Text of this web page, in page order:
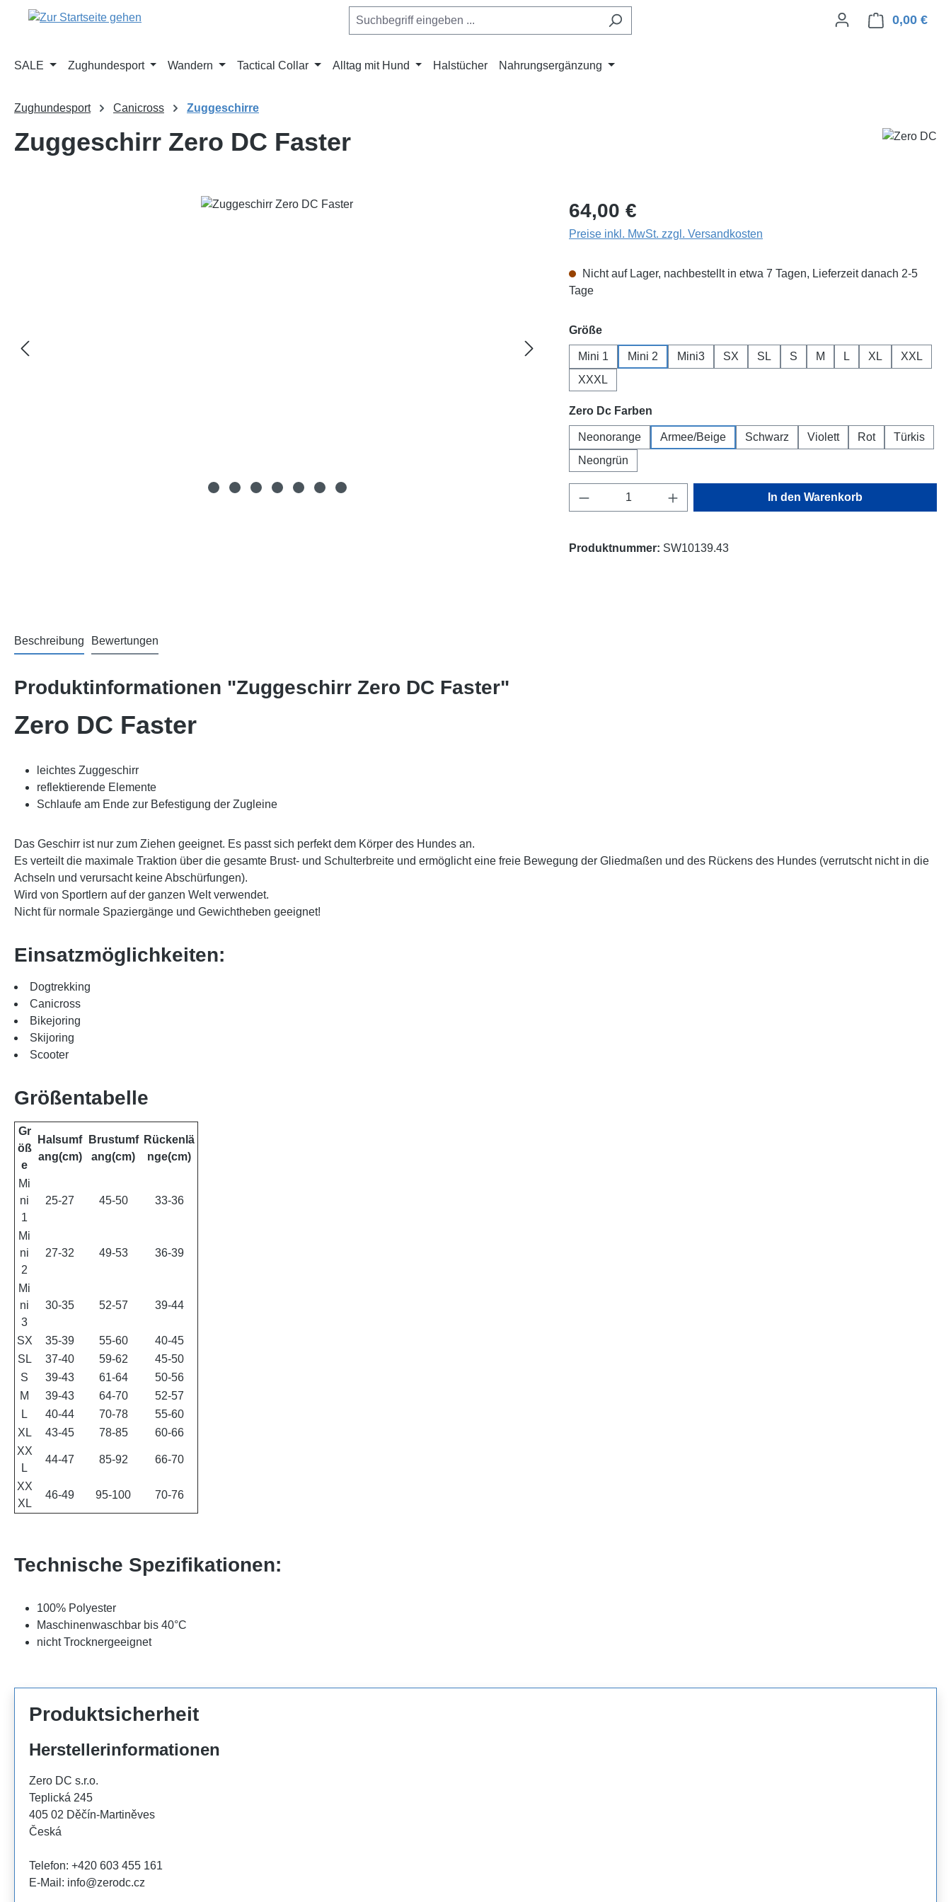
Hauptinhalt springen
Zur Suche springen
Zur Hauptnavigation springen 0,00 €
SALE Zughundesport Wandern Tactical Collar Alltag mit Hund Halstücher Nahrungsergänzung
Zughundesport Canicross Zuggeschirre
Zuggeschirr Zero DC Faster
Regulärer Preis:
64,00 €
Preise inkl. MwSt. zzgl. Versandkosten
Nicht auf Lager, nachbestellt in etwa 7 Tagen, Lieferzeit danach 2-5
Tage
Größeauswählen
Mini 1 Mini 2 Mini3 SX SL S M L XL
XXL
XXXL
Zero Dc Farben
Neonorange Armee/Beige Schwarz Violett Rot
Türkis
Neongrün
Produkt Anzahl: Gib den gewünschten Wert ein
In den Warenkorb
Produktnummer: SW10139.43
Beschreibung Bewertungen
Produktinformationen "Zuggeschirr Zero DC Faster"
Zero DC Faster
leichtes Zuggeschirr
reflektierende Elemente
Schlaufe am Ende zur Befestigung der Zugleine
Das Geschirr ist nur zum Ziehen geeignet. Es passt sich perfekt dem Körper des Hundes an.
Es verteilt die maximale Traktion über die gesamte Brust- und Schulterbreite und ermöglicht eine freie Bewegung der Gliedmaßen und des Rückens des Hundes (verrutscht nicht in die
Achseln und verursacht keine Abschürfungen).
Wird von Sportlern auf der ganzen Welt verwendet.
Nicht für normale Spaziergänge und Gewichtheben geeignet!
Einsatzmöglichkeiten:
Dogtrekking
Canicross
Bikejoring
Skijoring
Scooter
Größentabelle
Gr
öß
e
Halsumf
ang(cm)
Brustumf
ang(cm)
Rückenlä
nge(cm)
Mi
ni
1
25-27 45-50 33-36
Mi
ni
2
27-32 49-53 36-39
Mi
ni
3
30-35 52-57 39-44
SX 35-39 55-60
40-45
SL
37-40 59-62
45-50
S
39-43 61-64
50-56
M
39-43 64-70
52-57
L
40-44 70-78
55-60
XL
43-45 78-85
60-66
XX
L
44-47 85-92 66-70
XX
XL
46-49 95-100 70-76
Technische Spezifikationen:
100% Polyester
Maschinenwaschbar bis 40°C
nicht Trocknergeeignet
Produktsicherheit
Herstellerinformationen
Zero DC s.r.o.
Teplická 245
405 02 Děčín-Martiněves
Česká
Telefon: +420 603 455 161
E-Mail: info@zerodc.cz